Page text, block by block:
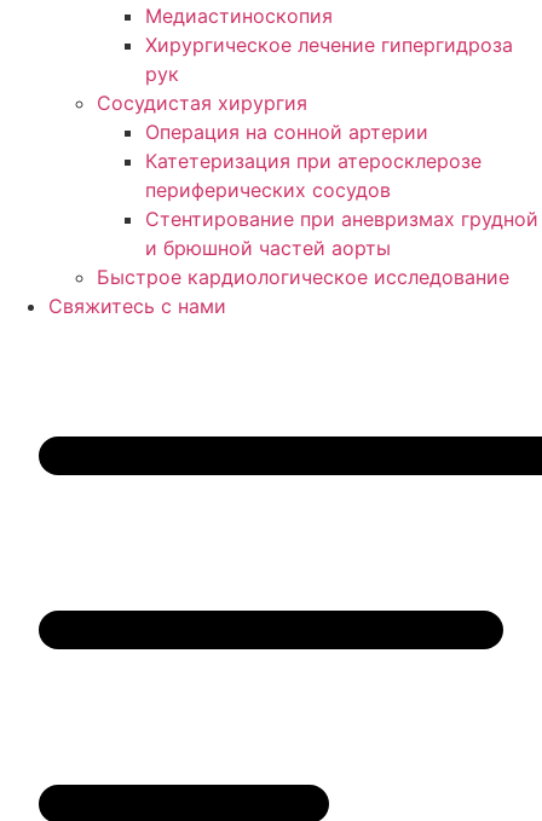
Медиастиноскопия
Хирургическое лечение гипергидроза
рук
Сосудистая хирургия
Операция на сонной артерии
Катетеризация при атеросклерозе
периферических сосудов
Cтентирование при аневризмах
и брюшной частей аорты
Быстрое кардиологическое исследование
Свяжитесь с нами